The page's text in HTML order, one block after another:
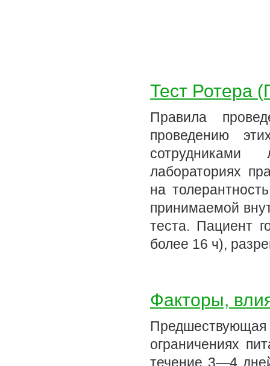
Тест Ротера
Правила
проведению
лабораториях
на
принимаемой
теста. Пациент
более 16 ч),
Факторы,
ограничениях
течение 3—4